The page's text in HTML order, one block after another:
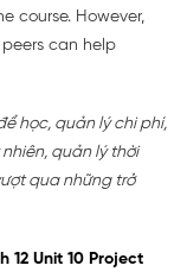
course. However,
can help
học, quản lý chi phí,
quản lý thời
qua những trở
12 Unit 10 Project